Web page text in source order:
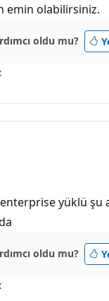
emin olabilirsiniz.
oldu mu?
yüklü şu
oldu mu?